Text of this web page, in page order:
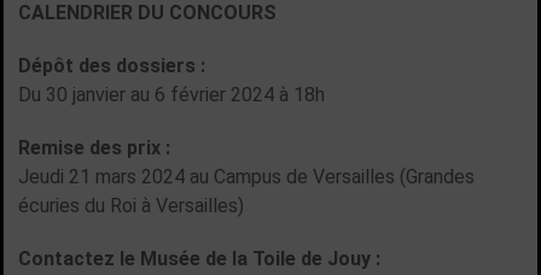
CALENDRIER DU CONCOURS
Dépôt des dossiers :
Du 30 janvier au 6 février 2024 à 18h
Remise des prix :
Jeudi 21 mars 2024 au Campus de Versailles (Grandes
écuries du Roi à Versailles)
Contactez le Musée de la Toile de Jouy :